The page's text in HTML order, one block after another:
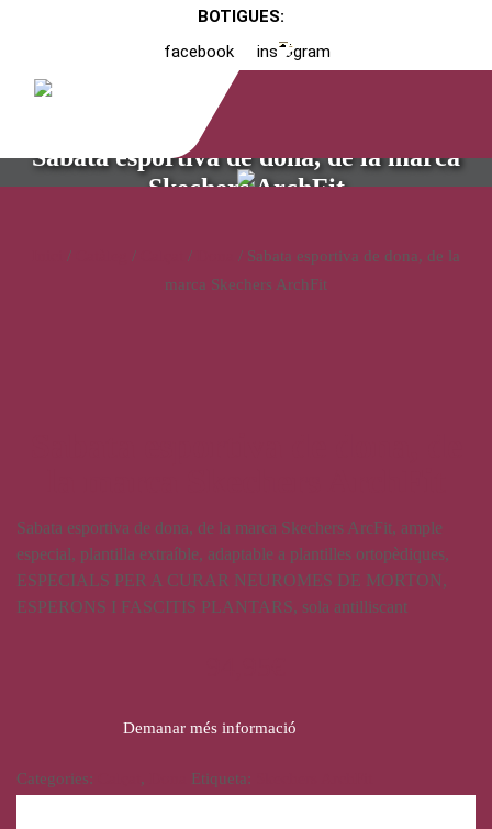
BOTIGUES:
facebook
instagram
Sabata esportiva de dona, de la marca
Skechers ArchFit
/ / /
/ Sabata esportiva de dona, de la
marca Skechers ArchFit
Sabata esportiva de dona, de la marca Skechers ArcFit, ample
especial, plantilla extraíble, adaptable a plantilles ortopèdiques,
ESPECIALS PER A CURAR NEUROMES DE MORTON,
ESPERONS I FASCITIS PLANTARS, sola antilliscant
Demanar més informació
Categories: , Etiqueta: